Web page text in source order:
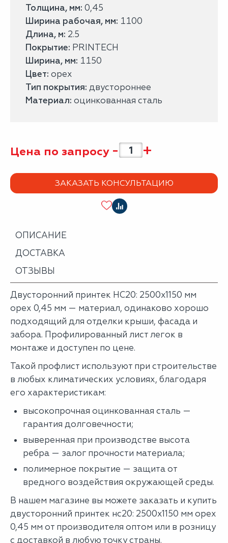
Толщина, мм: 0,45
Ширина рабочая, мм: 1100
Длина, м: 2.5
Покрытие: PRINTECH
Ширина, мм: 1150
Цвет: орех
Тип покрытия: двустороннее
Материал: оцинкованная сталь
Цена по запросу - +
ЗАКАЗАТЬ КОНСУЛЬТАЦИЮ
ОПИСАНИЕ
ДОСТАВКА
ОТЗЫВЫ
Двусторонний принтек НС20: 2500x1150 мм
орех 0,45 мм — материал, одинаково хорошо
подходящий для отделки крыши, фасада и
забора. Профилированный лист легок в
монтаже и доступен по цене.
Такой профлист используют при строительстве
в любых климатических условиях, благодаря
его характеристикам:
высокопрочная оцинкованная сталь —
гарантия долговечности;
выверенная при производстве высота
ребра — залог прочности материала;
полимерное покрытие — защита от
вредного воздействия окружающей среды.
В нашем магазине вы можете заказать и купить
двусторонний принтек нс20: 2500x1150 мм орех
0,45 мм от производителя оптом или в розницу
с доставкой в любую точку страны.